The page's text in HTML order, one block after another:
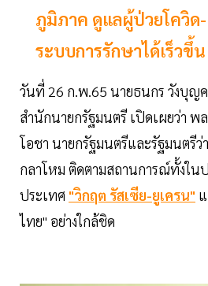
ภูมิภาค ดูแลผู้ป่วยโควิด-
ระบบการรักษาได้เร็วขึ้น
วันที่ 26 ก.พ.65 นายธนกร วังบุญ
สำนักนายกรัฐมนตรี เปิดเผยว่า พ
โอชา นายกรัฐมนตรีและรัฐมนตรีว่
กลาโหม ติดตามสถานการณ์ทั้งใน
ประเทศ "วิกฤต รัสเซีย-ยูเครน"
ไทย" อย่างใกล้ชิด